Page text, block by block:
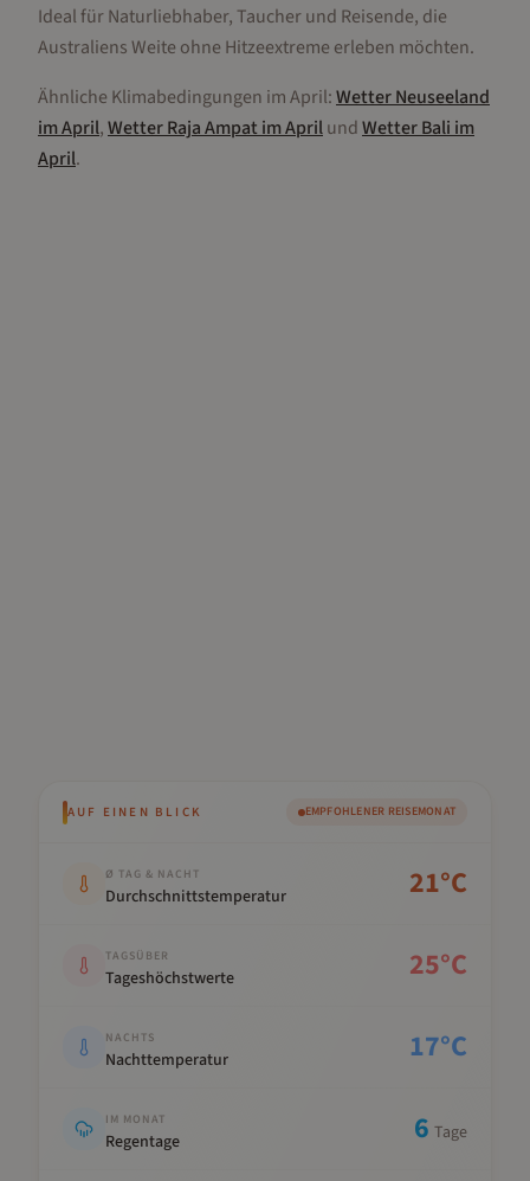
Ideal für Naturliebhaber, Taucher und Reisende, die
Australiens Weite ohne Hitzeextreme erleben möchten.
Ähnliche Klimabedingungen imApril:WetterNeuseeland
imApril,WetterRaja AmpatimAprilundWetterBali im
April.
AUF EINEN BLICK EMPFOHLENER REISEMONAT
Ø TAG & NACHT
Durchschnittstemperatur 21°C
TAGSÜBER
Tageshöchstwerte 25°C
NACHTS
Nachttemperatur 17°C
IM MONAT
Regentage 6 Tage